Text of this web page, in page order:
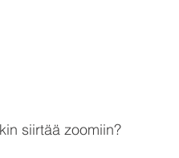
siirtää zoomiin?